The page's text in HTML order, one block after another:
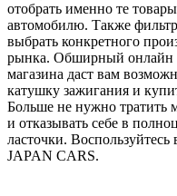
отобрать именно те
автомобилю. Также
выбрать конкретного
рынка. Обширный онлайн
магазина даст вам
катушку зажигания и
Больше не нужно тратить
и отказывать себе в
ласточки.
JAPAN CARS.